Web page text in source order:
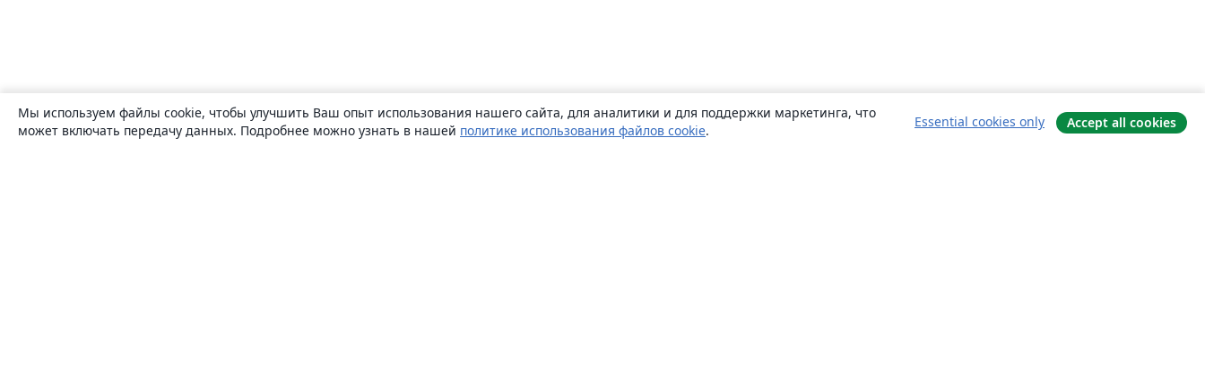
Мы используем файлы cookie, чтобы улучшить Ваш опыт использования нашего сайта, для аналитики и для поддержки маркетинга, что
может включать передачу данных. Подробнее можно узнать в нашей политике использования файлов cookie.
Essential cookies only Accept all cookies